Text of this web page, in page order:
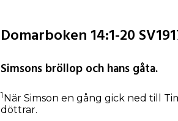
Domarboken 14:1-20
Simsons bröllop och hans gåta.
1När Simson en gång gick ned till
döttrar.